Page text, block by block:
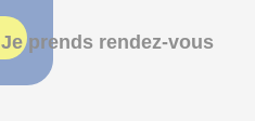
Je prends rendez-vous